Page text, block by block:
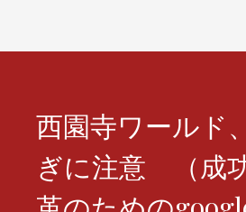
西園寺ワールド
ぎに注意 （成